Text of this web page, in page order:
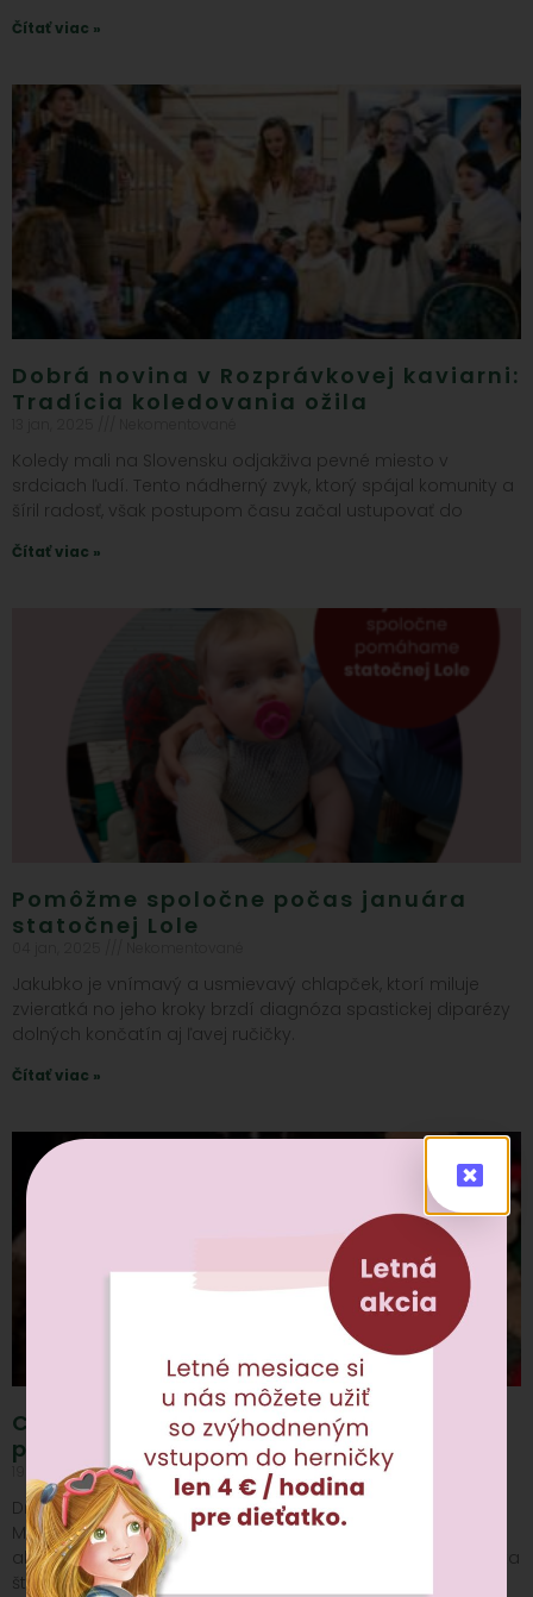
Čítať viac »
Dobrá novina v Rozprávkovej kaviarni:
Tradícia koledovania ožila
Koledy mali na Slovensku odjakživa pevné miesto v
srdciach ľudí. Tento nádherný zvyk, ktorý spájal komunity a
šíril radosť, však postupom času začal ustupovať do
Čítať viac »
Pomôžme spoločne počas januára
statočnej Lole
Jakubko je vnímavý a usmievavý chlapček, ktorí miluje
zvieratká no jeho kroky brzdí diagnóza spastickej diparézy
dolných končatín aj ľavej ručičky.
Čítať viac »
Charitatívna akcia v Miloslavove
priniesla radosť a pomoc
19 dec, 2024 Nekomentované
Dňa 15. decembra sa pred Rozprávkovou kaviarňou v
Miloslavove uskutočnila nezabudnuteľná charitatívna
akcia, ktorá spojila komunitu a ukázala silu solidarity. Vďaka
štedrým srdciam všetkých zúčastnených